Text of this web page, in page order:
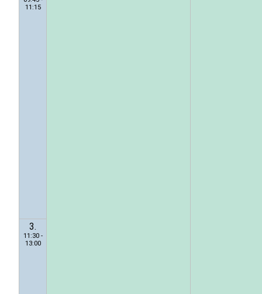
11:15
3.
11:30 -
13:00